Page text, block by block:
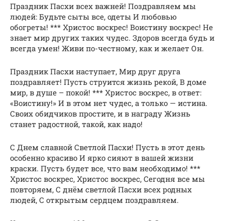
Праздник Пасхи всех важней! Поздравляем мы
людей: Будьте сыты все, одеты И любовью
обогреты! *** Христос воскрес! Воистину воскрес! Не
знает мир других таких чудес. Здоров всегда будь и
всегда умен! Живи по-честному, как и желает Он.
Праздник Пасхи наступает, Мир друг друга
поздравляет! Пусть струится жизнь рекой, В доме
мир, в душе – покой! *** Христос воскрес, в ответ:
«Воистину!» И в этом нет чудес, а только — истина.
Своих обидчиков простите, и в награду Жизнь
станет радостной, такой, как надо!
С Днем славной Светлой Пасхи! Пусть в этот день
особенно красиво И ярко сияют в вашей жизни
краски. Пусть будет все, что вам необходимо! ***
Христос воскрес, Христос воскрес, Сегодня все мы
повторяем, С днём светлой Пасхи всех родных
людей, С открытым сердцем поздравляем.